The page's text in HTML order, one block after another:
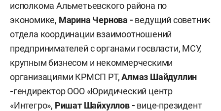
исполкома Альметьевского района по
экономике, Марина Чернова - ведущий советник
отдела координации взаимоотношений
предпринимателей с органами госвласти, МСУ,
крупным бизнесом и некоммерческими
организациями КРМСП РТ,Алмаз Шайдуллин
-гендиректор ООО «Юридический центр
«Интегро», Ришат Шайхуллов - вице-президент